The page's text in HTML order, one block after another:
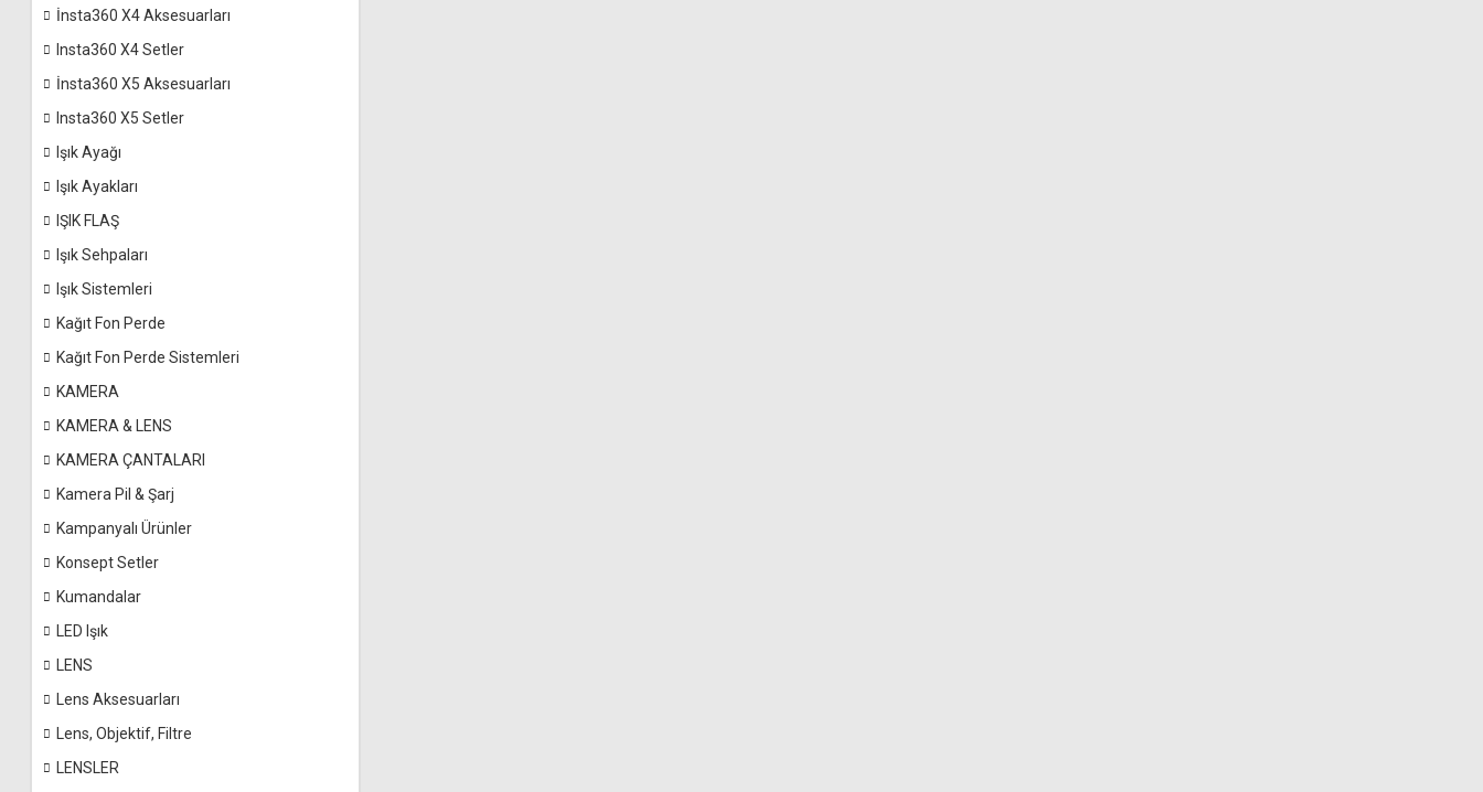
İnsta360 X4 Aksesuarları
Insta360 X4 Setler
İnsta360 X5 Aksesuarları
Insta360 X5 Setler
Işık Ayağı
Işık Ayakları
IŞIK FLAŞ
Işık Sehpaları
Işık Sistemleri
Kağıt Fon Perde
Kağıt Fon Perde Sistemleri
KAMERA
KAMERA & LENS
KAMERA ÇANTALARI
Kamera Pil & Şarj
Kampanyalı Ürünler
Konsept Setler
Kumandalar
LED Işık
LENS
Lens Aksesuarları
Lens, Objektif, Filtre
LENSLER